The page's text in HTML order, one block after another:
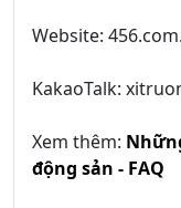
Website:
KakaoTalk:
Xem thêm:
động sản - FAQ